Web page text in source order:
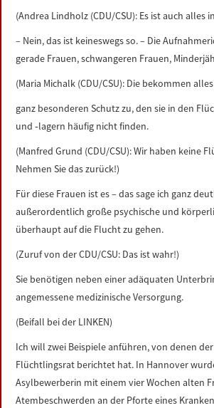
(Andrea Lindholz (CDU/CSU): Es ist auch alles
– Nein, das ist keineswegs so. – Die
gerade Frauen, schwangeren Frauen,
(Maria Michalk (CDU/CSU): Die bekommen
ganz besonderen Schutz zu, den sie in den
und ‑lagern häufig nicht finden.
(Manfred Grund (CDU/CSU): Wir haben keine
Nehmen Sie das zurück!)
Für diese Frauen ist es – das sage ich ganz
außerordentlich große psychische und
überhaupt auf die Flucht zu gehen.
(Zuruf von der CDU/CSU: Das ist wahr!)
Sie benötigen neben einer adäquaten
angemessene medizinische Versorgung.
(Beifall bei der LINKEN)
Ich will zwei Beispiele anführen, von denen
Flüchtlingsrat berichtet hat. In Hannover
Asylbewerberin mit einem vier Wochen alten
Atembeschwerden an der Pforte eines